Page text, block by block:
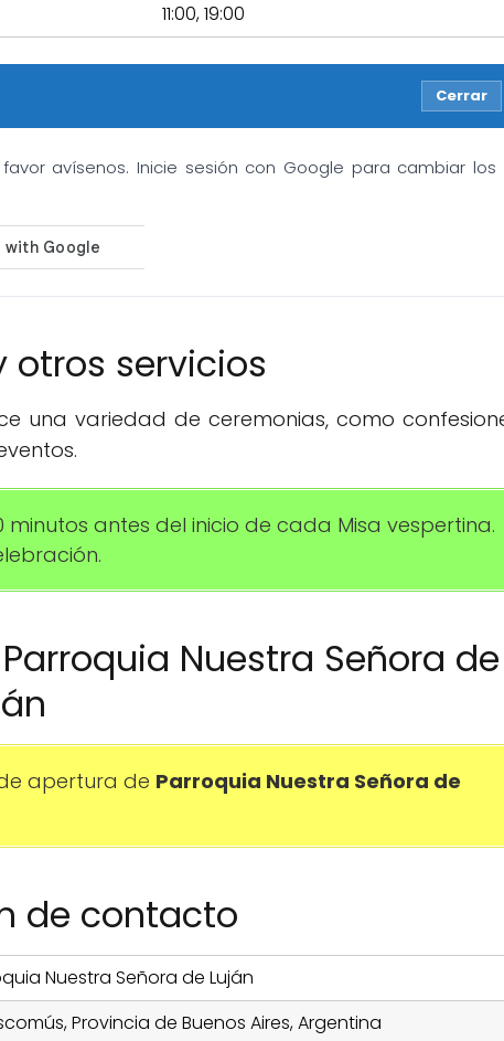
11:00, 19:00
Cerrar
avísenos. Inicie sesión con Google para cambiar los
otros servicios
una variedad de ceremonias, como
antes del inicio de cada Misa vespertina.
Nuestra Señora de
apertura de Parroquia Nuestra Señora de
de contacto
Nuestra Señora de Luján
Provincia de Buenos Aires, Argentina